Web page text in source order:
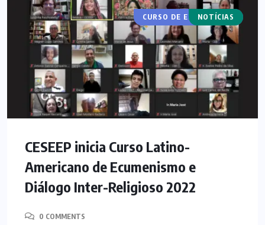
CURSO DE ECUMENISMO
NOTÍCIAS
CESEEP inicia Curso Latino-
Americano de Ecumenismo e
Diálogo Inter-Religioso 2022
0 COMMENTS